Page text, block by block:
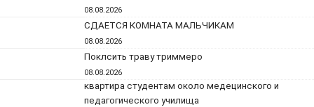
08.08.2026
СДАЕТСЯ КОМНАТА МАЛЬЧИКАМ
08.08.2026
Поклсить траву триммеро
08.08.2026
квартира студентам около медецинского и
педагогического училища